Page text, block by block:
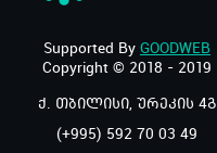
Supported By GOODWEB
Copyright © 2018 - 2019
ქ. თბილისი, ურეკის 4გ
(+995) 592 70 03 49